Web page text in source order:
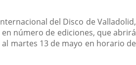
del Disco de Valladolid,
número de ediciones, que abrirá
martes 13 de mayo en horario de